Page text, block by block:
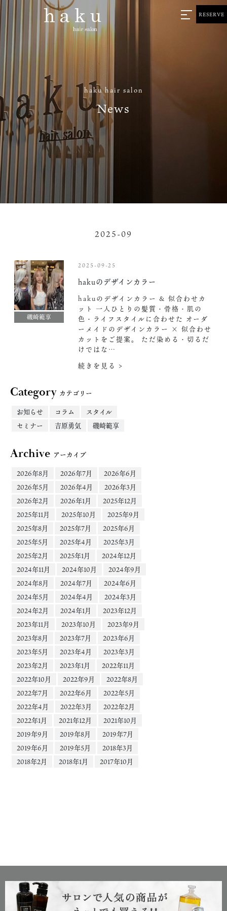
haku hair salon
News
RESERVE
2025-09
磯崎範享
2025-09-25
hakuのデザインカラー
hakuのデザインカラー & 似合わせカ
ット 一人ひとりの髪質・骨格・肌の
色・ライフスタイルに合わせた オーダ
ーメイドのデザインカラー × 似合わせ
カットをご提案。 ただ染める・切るだ
けではな…
続きを見る >
Categoryカテゴリー
お知らせ
コラム
スタイル
セミナー
吉原勇気 磯崎範享
Archive アーカイブ
2026年8月
2026年7月
2026年6月
2026年5月
2026年4月
2026年3月
2026年2月
2026年1月
2025年12月
2025年11月
2025年10月
2025年9月
2025年8月
2025年7月
2025年6月
2025年5月
2025年4月
2025年3月
2025年2月
2025年1月
2024年12月
2024年11月
2024年10月
2024年9月
2024年8月
2024年7月
2024年6月
2024年5月
2024年4月
2024年3月
2024年2月
2024年1月
2023年12月
2023年11月
2023年10月
2023年9月
2023年8月
2023年7月
2023年6月
2023年5月
2023年4月
2023年3月
2023年2月
2023年1月
2022年11月
2022年10月
2022年9月
2022年8月
2022年7月
2022年6月
2022年5月
2022年4月
2022年3月
2022年2月
2022年1月
2021年12月
2021年10月
2019年9月
2019年8月
2019年7月
2019年6月
2019年5月
2018年3月
2018年2月
2018年1月 2017年10月